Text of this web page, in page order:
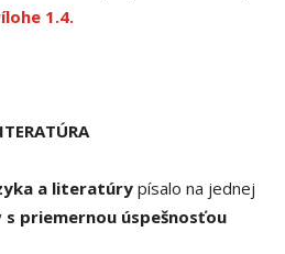
1.4.
a literatúry písalo na jednej
s priemernou úspešnosťou